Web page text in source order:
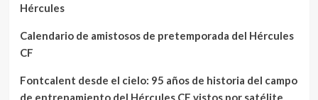
Hércules
Calendario de amistosos de pretemporada del Hércules
CF
Fontcalent desde el cielo: 95 años de historia del campo
de entrenamiento del Hércules CF vistos por satélite